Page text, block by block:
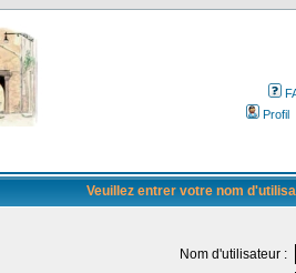
Profil
Veuillez entrer votre nom
Nom d'utilisateur :